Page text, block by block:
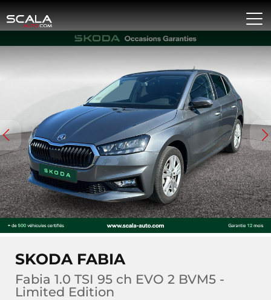
SKODA FABIA
Fabia 1.0 TSI 95 ch EVO 2 BVM5 -
Limited Edition